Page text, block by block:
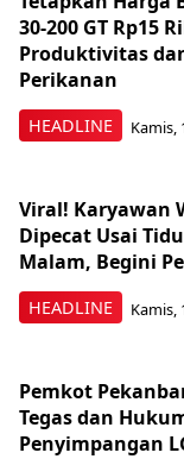
HEADLINE
30-200 GT Rp15
Produktivitas
Perikanan
Kamis,
HEADLINE
Viral! Karyawan
Dipecat Usai
Malam, Begini
Kamis,
Pemkot
Tegas dan
Penyimpangan